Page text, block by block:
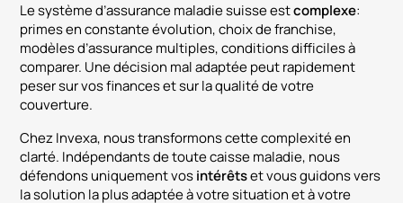
Le système d’assurance maladie suisse estcomplexe:
primes en constante évolution, choix de franchise,
modèles d’assurance multiples, conditions difficiles à
comparer. Une décision mal adaptée peut rapidement
peser sur vos finances et sur la qualité de votre
couverture.
Chez Invexa, nous transformons cette complexité en
clarté. Indépendants de toute caisse maladie, nous
défendons uniquement vosintérêtset vous guidons vers
la solution la plus adaptée à votre situation et à votre